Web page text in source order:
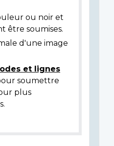
ou noir et
être soumises.
d'une image
et lignes
soumettre
plus